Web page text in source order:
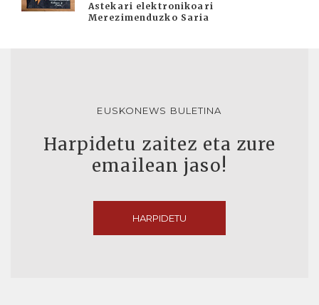
Astekari elektronikoari
Merezimenduzko Saria
EUSKONEWS BULETINA
Harpidetu zaitez eta zure
emailean jaso!
HARPIDETU